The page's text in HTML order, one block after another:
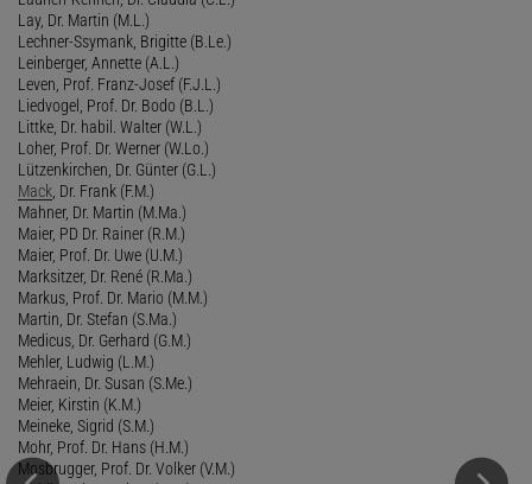
Lay, Dr. Martin (M.L.)
Lechner-Ssymank, Brigitte (B.Le.)
Leinberger, Annette (A.L.)
Leven, Prof. Franz-Josef (F.J.L.)
Liedvogel, Prof. Dr. Bodo (B.L.)
Littke, Dr. habil. Walter (W.L.)
Loher, Prof. Dr. Werner (W.Lo.)
Lützenkirchen, Dr. Günter (G.L.)
Mack , Dr. Frank (F.M.)
Mahner, Dr. Martin (M.Ma.)
Maier, PD Dr. Rainer (R.M.)
Maier, Prof. Dr. Uwe (U.M.)
Marksitzer, Dr. René (R.Ma.)
Markus, Prof. Dr. Mario (M.M.)
Martin, Dr. Stefan (S.Ma.)
Medicus, Dr. Gerhard (G.M.)
Mehler, Ludwig (L.M.)
Mehraein, Dr. Susan (S.Me.)
Meier, Kirstin (K.M.)
Meineke, Sigrid (S.M.)
Mohr, Prof. Dr. Hans (H.M.)
Mosbrugger, Prof. Dr. Volker (V.M.)